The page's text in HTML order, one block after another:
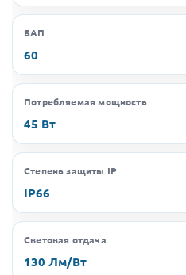
БАП
60
Потребляемая мощность
45 Вт
Степень защиты IP
IP66
Световая отдача
130 Лм/Вт